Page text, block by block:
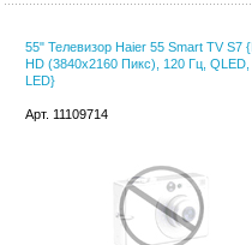
55" Телевизор Haier 55 Smart TV S7
HD (3840x2160 Пикс), 120 Гц,
LED}
Арт. 11109714